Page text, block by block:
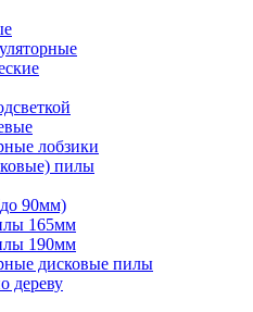
лобзики
пилы
90мм)
165мм
190мм
дисковые пилы
дереву